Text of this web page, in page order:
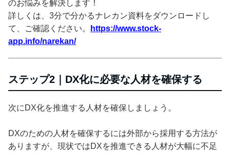
のお悩みを解決します！
詳しくは、3分で分かるナレカン資料をダウンロードし
て、ご確認ください。
https://www.stock-
app.info/narekan/
ステップ2｜DX化に必要な人材を確保する
次にDX化を推進する人材を確保しましょう。
DXのための人材を確保するには外部から採用する方法が
ありますが、現状ではDXを推進できる人材が大幅に不足